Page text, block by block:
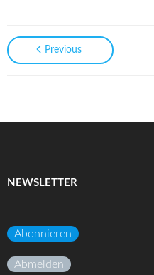
Previous
NEWSLETTER
Abonnieren
Abmelden